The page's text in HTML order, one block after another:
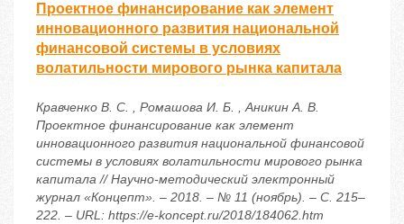
Проектное финансирование как элемент
инновационного развития национальной
финансовой системы в условиях
волатильности мирового рынка капитала
Кравченко В. С. , Ромашова И. Б. , Аникин А. В.
Проектное финансирование как элемент
инновационного развития национальной финансовой
системы в условиях волатильности мирового рынка
капитала // Научно-методический электронный
журнал «Концепт». – 2018. – № 11 (ноябрь). – С. 215–
222. – URL: https://e-koncept.ru/2018/184062.htm